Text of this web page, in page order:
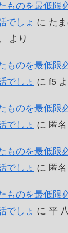
ものを最低限
でしょ に た
より
ものを最低限
でしょ に f5
ものを最低限
でしょ に 匿名
ものを最低限
でしょ に 匿名
ものを最低限
でしょ に 平